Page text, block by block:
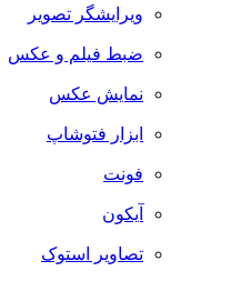
ویرایشگر تصویر
ضبط فيلم و عكس
نمایش عکس
ابزار فتوشاپ
فونت
آیکون
تصاویر استوک